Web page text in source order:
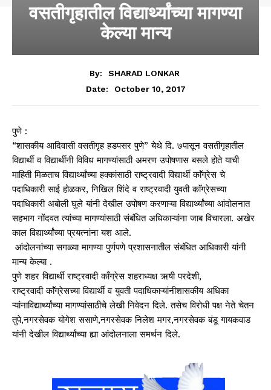
वसतीगृहातील विद्यार्थ्यांच्या मागण्या
केल्या मान्य
By:
SHARAD LONKAR
Date:
October 10, 2017
​पुणे : ​
“शासकीय आदिवासी वसतीगृह हडपसर पुणे” येथे दि. ७पासून वसतीगृहातील
विद्यार्थी व विद्यार्थीनी विविध मागण्यांसाठी अमरण उपोषणास बसले होते याची
माहिती मिळताच विद्यार्थ्यांच्या हक्कांसाठी राष्ट्रवादी विद्यार्थी काॅंग्रेस चे
पदाधिकारी साई होळकर, निखिल शिंदे व राष्ट्रवादी युवती काॅंग्रेसच्या
पदाधिकारी अबोली घुले यांनी देखील उपोषण करणाऱ्या विद्यार्थ्यांच्या आंदोलनात
सहभाग नोंदवत त्यांच्या मागण्यांसाठी संबंधित अधिकाऱ्यांना जाब विचारला. अखेर
काल विद्यार्थ्यांच्या प्रयत्नांना यश आले.
​ ​आंदोलनांच्या सगळ्या मागण्या पुर्णपणे प्रशासनातील संबंधित आधिकारी यांनी
मान्य केल्या .
​पुणे शहर विद्यार्थी राष्ट्रवादी काँग्रेस शहराध्यक्ष ऋषी परदेशी,
राष्ट्रवादी काॅंग्रेसच्या विद्यार्थी व युवती पदाधिका​ऱ्यांनीशासकीय अधिका​
ऱ्यांनाविद्यार्थ्यांच्या मागण्यांसाठीचे लेखी निवेदन दिले. तसेच विरोधी पक्ष नेते चेतन
तुपे,नगरसेवक योगेश ससाणे,नगरसेवक निलेश मगर,नगरसेवक बंडू गायकवाड
यांनी देखील विद्यार्थ्यांच्या ह्या आंदोलनाला समर्थन दिले.